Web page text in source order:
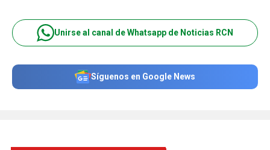
Unirse al canal de Whatsapp de Noticias RCN
Síguenos en Google News